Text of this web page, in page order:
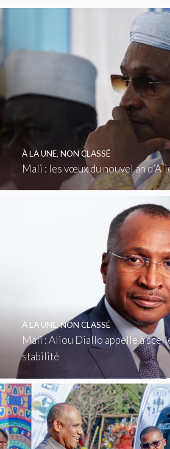
Mali : les vœux du nouvel an
À LA UNE, NON CLASSÉ
Mali : Aliou Diallo appelle à
stabilité
À LA UNE,NON CLASSÉ